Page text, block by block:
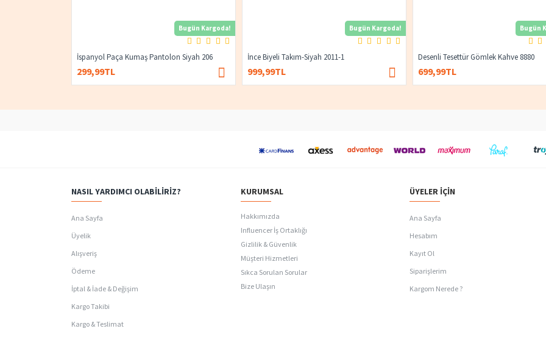
Bugün Kargoda!
İspanyol Paça Kumaş Pantolon Siyah 206
299,99TL
Bugün Kargoda!
İnce Biyeli Takım-Siyah 2011-1
999,99TL
Bugün
Desenli Tesettür Gömlek Kahve 8880
699,99TL
NASIL YARDIMCI OLABILIRIZ?
Ana Sayfa
Üyelik
Alışveriş
Ödeme
İptal & İade & Değişim
Kargo Takibi
Kargo & Teslimat
KURUMSAL
Hakkımızda
Influencer İş Ortaklığı
Gizlilik & Güvenlik
Müşteri Hizmetleri
Sıkca Sorulan Sorular
Bize Ulaşın
ÜYELER İÇIN
Ana Sayfa
Hesabım
Kayıt Ol
Siparişlerim
Kargom Nerede ?